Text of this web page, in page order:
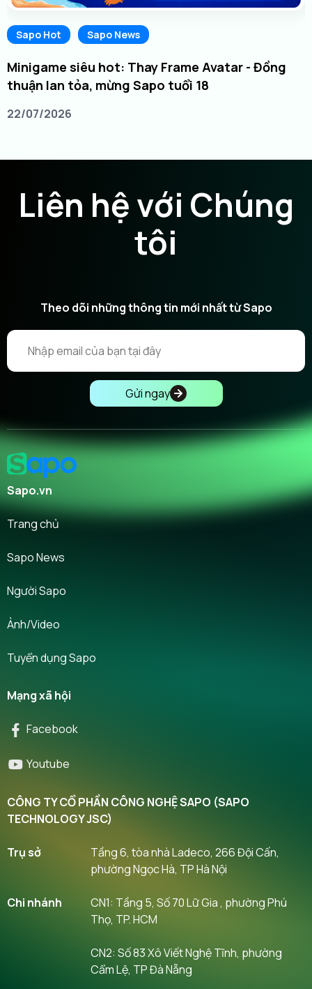
Sapo Hot Sapo News
Minigame siêu hot: Thay Frame Avatar - Đồng
thuận lan tỏa, mừng Sapo tuổi 18
22/07/2026
Liên hệ với Chúng
tôi
Theo dõi những thông tin mới nhất từ Sapo
Gửi ngay
Sapo.vn
Trang chủ
Sapo News
Người Sapo
Ảnh/Video
Tuyển dụng Sapo
Mạng xã hội
Facebook
Youtube
CÔNG TY CỔ PHẦN CÔNG NGHỆ SAPO (SAPO
TECHNOLOGY JSC)
Trụ sở
Tầng 6, tòa nhà Ladeco, 266 Đội Cấn,
phường Ngọc Hà, TP Hà Nội
Chi nhánh
CN1: Tầng 5, Số 70 Lữ Gia , phường Phú
Thọ, TP. HCM
CN2: Số 83 Xô Viết Nghệ Tĩnh, phường
Cẩm Lệ, TP Đà Nẵng